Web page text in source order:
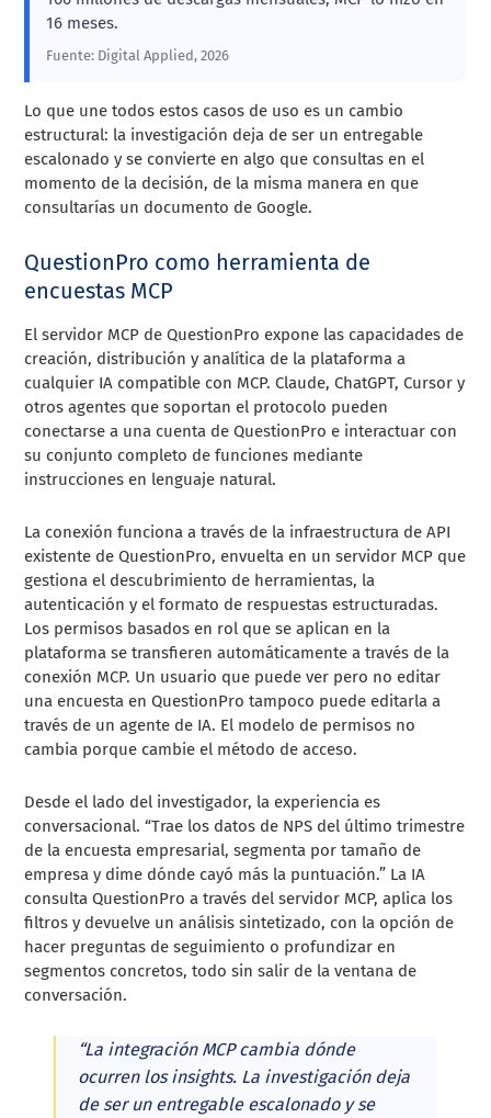
16 meses.
Fuente: Digital Applied, 2026
Lo que une todos estos casos de uso es un cambio
estructural: la investigación deja de ser un entregable
escalonado y se convierte en algo que consultas en el
momento de la decisión, de la misma manera en que
consultarías un documento de Google.
QuestionPro como herramienta de
encuestas MCP
El servidor MCP de QuestionPro expone las capacidades de
creación, distribución y analítica de la plataforma a
cualquier IA compatible con MCP. Claude, ChatGPT, Cursor y
otros agentes que soportan el protocolo pueden
conectarse a una cuenta de QuestionPro e interactuar con
su conjunto completo de funciones mediante
instrucciones en lenguaje natural.
La conexión funciona a través de la infraestructura de API
existente de QuestionPro, envuelta en un servidor MCP que
gestiona el descubrimiento de herramientas, la
autenticación y el formato de respuestas estructuradas.
Los permisos basados en rol que se aplican en la
plataforma se transfieren automáticamente a través de la
conexión MCP. Un usuario que puede ver pero no editar
una encuesta en QuestionPro tampoco puede editarla a
través de un agente de IA. El modelo de permisos no
cambia porque cambie el método de acceso.
Desde el lado del investigador, la experiencia es
conversacional. “Trae los datos de NPS del último trimestre
de la encuesta empresarial, segmenta por tamaño de
empresa y dime dónde cayó más la puntuación.” La IA
consulta QuestionPro a través del servidor MCP, aplica los
filtros y devuelve un análisis sintetizado, con la opción de
hacer preguntas de seguimiento o profundizar en
segmentos concretos, todo sin salir de la ventana de
conversación.
“La integración MCP cambia dónde
ocurren los insights. La investigación deja
de ser un entregable escalonado y se